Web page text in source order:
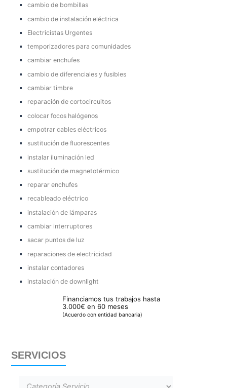
cambio de bombillas
cambio de instalación eléctrica
Electricistas Urgentes
temporizadores para comunidades
cambiar enchufes
cambio de diferenciales y fusibles
cambiar timbre
reparación de cortocircuitos
colocar focos halógenos
empotrar cables eléctricos
sustitución de fluorescentes
instalar iluminación led
sustitución de magnetotérmico
reparar enchufes
recableado eléctrico
instalación de lámparas
cambiar interruptores
sacar puntos de luz
reparaciones de electricidad
instalar contadores
instalación de downlight
Financiamos tus trabajos hasta
3.000€ en 60 meses
(Acuerdo con entidad bancaria)
SERVICIOS